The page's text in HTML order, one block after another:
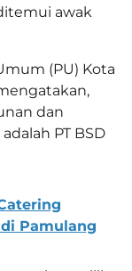
awak
(PU) Kota
dan
PT BSD
Pamulang